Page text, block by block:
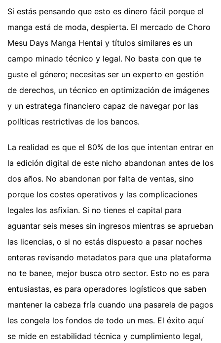
Si estás pensando que esto es dinero fácil porque el
manga está de moda, despierta. El mercado de Choro
Mesu Days Manga Hentai y títulos similares es un
campo minado técnico y legal. No basta con que te
guste el género; necesitas ser un experto en gestión
de derechos, un técnico en optimización de imágenes
y un estratega financiero capaz de navegar por las
políticas restrictivas de los bancos.
La realidad es que el 80% de los que intentan entrar en
la edición digital de este nicho abandonan antes de los
dos años. No abandonan por falta de ventas, sino
porque los costes operativos y las complicaciones
legales los asfixian. Si no tienes el capital para
aguantar seis meses sin ingresos mientras se aprueban
las licencias, o si no estás dispuesto a pasar noches
enteras revisando metadatos para que una plataforma
no te banee, mejor busca otro sector. Esto no es para
entusiastas, es para operadores logísticos que saben
mantener la cabeza fría cuando una pasarela de pagos
les congela los fondos de todo un mes. El éxito aquí
se mide en estabilidad técnica y cumplimiento legal,